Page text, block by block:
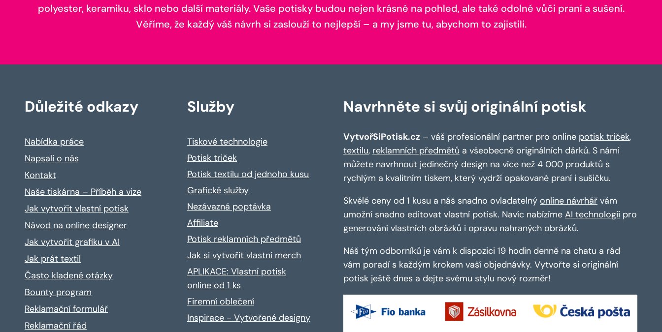
polyester, keramiku, sklo nebo další materiály. Vaše potisky budou nejen krásné na pohled, ale také odolné vůči praní a sušení.
Věříme, že každý váš návrh si zaslouží to nejlepší – a my jsme tu, abychom to zajistili.
Důležité odkazy
Nabídka práce
Napsali o nás
Kontakt
Naše tiskárna – Příběh a vize
Jak vytvořit vlastní potisk
Návod na online designer
Jak vytvořit grafiku v AI
Jak prát textil
Často kladené otázky
Bounty program
Reklamační formulář
Reklamační řád
Služby
Tiskové technologie
Potisk triček
Potisk textilu od jednoho kusu
Grafické služby
Nezávazná poptávka
Affiliate
Potisk reklamních předmětů
Jak si vytvořit vlastní merch
APLIKACE: Vlastní potisk
online od 1 ks
Firemní oblečení
Inspirace - Vytvořené designy
Navrhněte si svůj originální potisk
VytvořSiPotisk.cz – váš profesionální partner pro online potisk triček,
textilu, reklamních předmětů a všeobecně originálních dárků. S námi
můžete navrhnout jedinečný design na více než 4 000 produktů s
rychlým a kvalitním tiskem, který vydrží opakované praní i sušičku.
Skvělé ceny od 1 kusu a náš snadno ovladatelný online návrhář vám
umožní snadno editovat vlastní potisk. Navíc nabízíme AI technologii pro
generování vlastních obrázků i opravu nahraných obrázků.
Náš tým odborníků je vám k dispozici 19 hodin denně na chatu a rád
vám poradí s každým krokem vaší objednávky. Vytvořte si originální
potisk ještě dnes a dejte svému stylu nový rozměr!